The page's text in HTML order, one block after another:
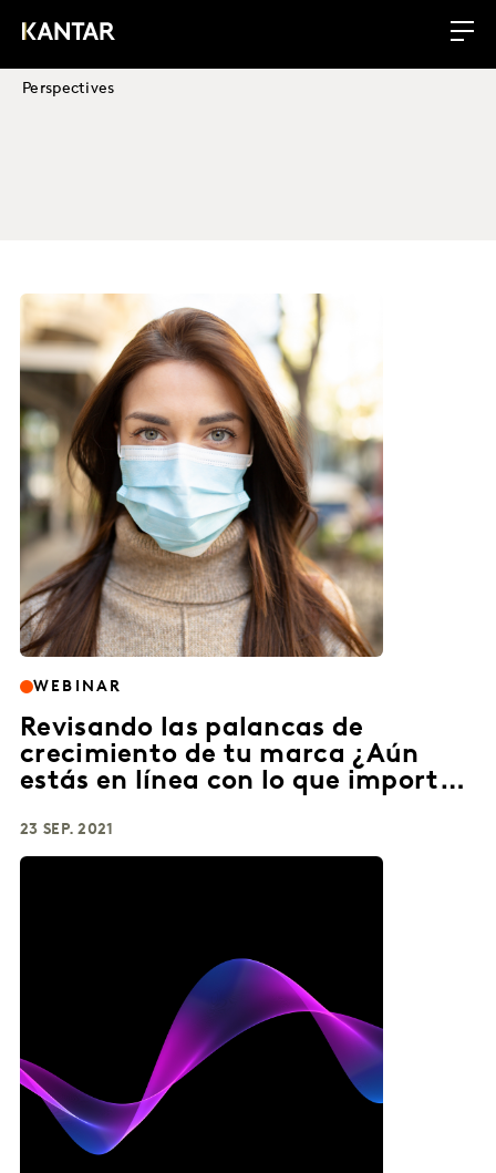
Perspectives
WEBINAR
Revisando las palancas de
crecimiento de tu marca ¿Aún
estás en línea con lo que importa
23 SEP. 2021